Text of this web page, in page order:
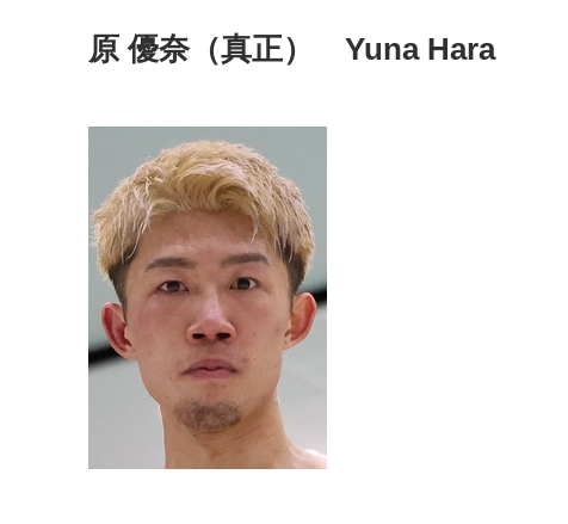
原 優奈（真正） Yuna Hara